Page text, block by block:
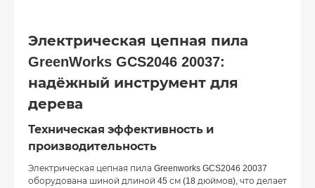
Электрическая цепная пила
GreenWorks GCS2046 20037:
надёжный инструмент для
дерева
Техническая эффективность и
производительность
Электрическая цепная пила Greenworks GCS2046 20037
оборудована шиной длиной 45 см (18 дюймов), что делает